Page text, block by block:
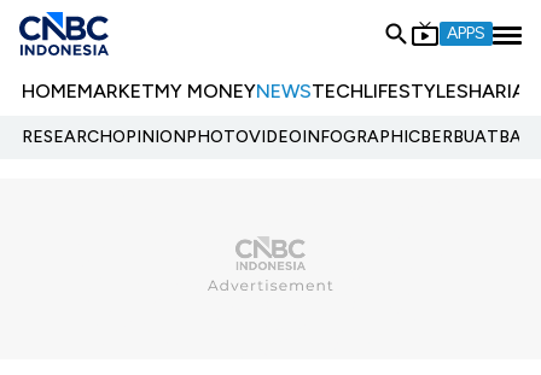
APPS
HOMEMARKETMY MONEYNEWSTECHLIFESTYLESHARIA
RESEARCHOPINIONPHOTOVIDEOINFOGRAPHIC